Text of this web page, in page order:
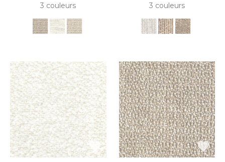
3 couleurs
3 couleurs